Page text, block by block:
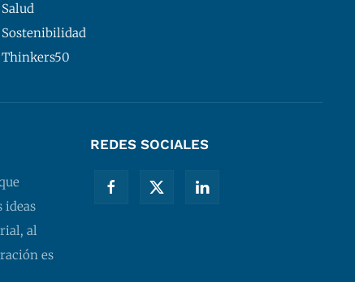
Salud
Sostenibilidad
Thinkers50
ideas
al
es
REDES SOCIALES